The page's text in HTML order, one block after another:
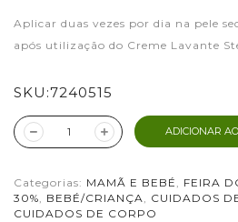
Aplicar duas vezes por dia na pele
após utilização do Creme Lavante
SKU:7240515
ADICIONAR
Categorias: MAMÃ E BEBÉ FEIRA
30%
BEBÉ/CRIANÇA CUIDADOS
CUIDADOS DE CORPO